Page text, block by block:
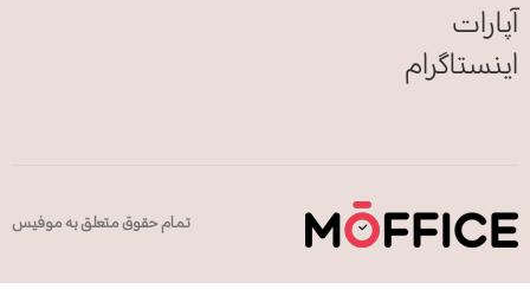
آپارات
اینستاگرام
تمام حقوق متعلق به موفیس